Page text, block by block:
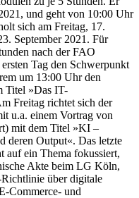
und geht von 10:00 Uhr
sich am Freitag, 17.
September 2021. Für
nach der FAO
Tag den Schwerpunkt
um 13:00 Uhr den
Titel »Das IT-
Freitag richtet sich der
u.a. einem Vortrag von
mit dem Titel »KI –
deren Output«. Das letzte
auf ein Thema fokussiert,
Akte beim LG Köln,
über digitale
Commerce- und